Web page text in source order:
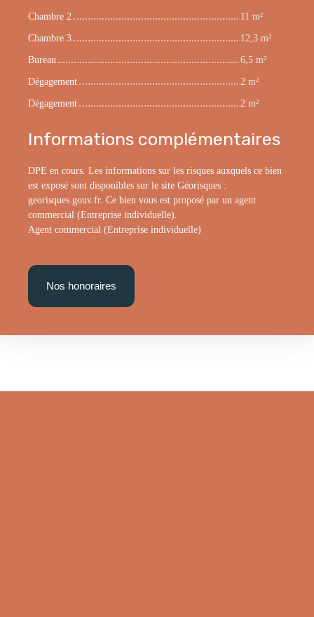
Chambre 2
11 m²
Chambre 3
12,3 m²
Bureau
6,5 m²
Dégagement
2 m²
Dégagement
2 m²
Informations complémentaires
DPE en cours. Les informations sur les risques auxquels ce bien
est exposé sont disponibles sur le site Géorisques :
georisques.gouv.fr. Ce bien vous est proposé par un agent
commercial (Entreprise individuelle).
Agent commercial (Entreprise individuelle)
Nos honoraires